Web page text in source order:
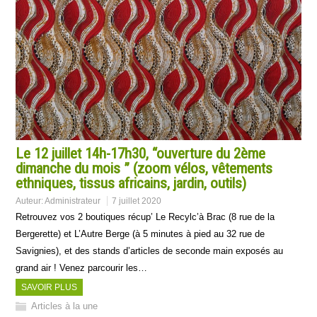
Le 12 juillet 14h-17h30, “ouverture du 2ème
dimanche du mois ” (zoom vélos, vêtements
ethniques, tissus africains, jardin, outils)
Auteur:Administrateur 7 juillet 2020
Retrouvez vos 2 boutiques récup’ Le Recylc’à Brac (8 rue de la
Bergerette) et L’Autre Berge (à 5 minutes à pied au 32 rue de
Savignies), et des stands d’articles de seconde main exposés au
grand air ! Venez parcourir les…
SAVOIR PLUS
Articles à la une